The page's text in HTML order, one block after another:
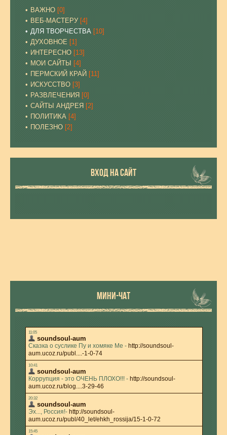
ВАЖНО [0]
ВЕБ-МАСТЕРУ [4]
ДЛЯ ТВОРЧЕСТВА [10]
ДУХОВНОЕ [1]
ИНТЕРЕСНО [13]
МОИ САЙТЫ
[4]
ПЕРМСКИЙ КРАЙ [11]
ИСКУССТВО [3]
РАЗВЛЕЧЕНИЯ [0]
САЙТЫ АНДРЕЯ [2]
ПОЛИТИКА [4]
ПОЛЕЗНО [2]
ВХОД НА САЙТ
МИНИ-ЧАТ